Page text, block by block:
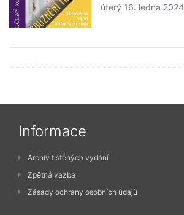
úterý 16. ledna 2024
Informace
Archiv tištěných vydání
Zpětná vazba
Zásady ochrany osobních údajů